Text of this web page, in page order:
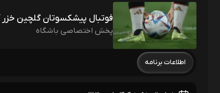
فوتبال پیشکسوتان گلچین خزر
پخش اختصاصی باشگاه
اطلاعات برنامه